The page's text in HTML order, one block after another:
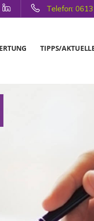
Telefon:
TIPPS/